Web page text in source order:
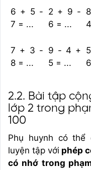
6 + 5 -
7 = ...
2 + 9 -
6 = ...
7 + 3 -
8 = ...
9 - 4 +
5 = ...
2.2. Bài tập
lớp 2 trong
100
Phụ huynh có thể
luyện tập với phép
có nhớ trong